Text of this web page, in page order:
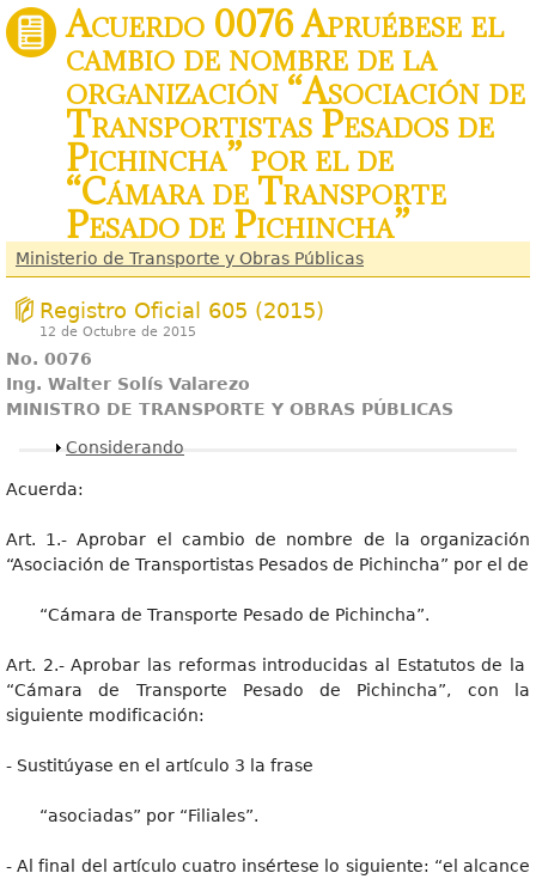
Acuerdo 0076 Apruébese el
cambio de nombre de la
organización “Asociación de
Transportistas Pesados de
Pichincha” por el de
“Cámara de Transporte
Pesado de Pichincha”
Ministerio de Transporte y Obras Públicas
Registro Oficial 605 (2015)
12 de Octubre de 2015
No. 0076
Ing. Walter Solís Valarezo
MINISTRO DE TRANSPORTE Y OBRAS PÚBLICAS
Mostrar
Considerando
Acuerda:
Art. 1.- Aprobar el cambio de nombre de la organización
“Asociación de Transportistas Pesados de Pichincha” por el de
“Cámara de Transporte Pesado de Pichincha”.
Art. 2.- Aprobar las reformas introducidas al Estatutos de la
“Cámara de Transporte Pesado de Pichincha”, con la
siguiente modificación:
- Sustitúyase en el artículo 3 la frase
“asociadas” por “Filiales”.
- Al final del artículo cuatro insértese lo siguiente: “el alcance